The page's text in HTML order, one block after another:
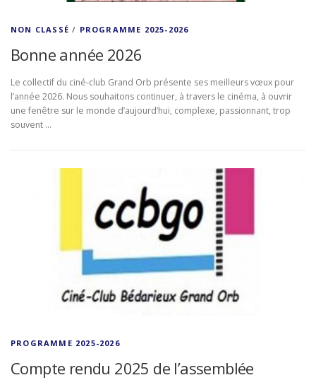
NON CLASSÉ / PROGRAMME 2025-2026
Bonne année 2026
Le collectif du ciné-club Grand Orb présente ses meilleurs vœux pour
l’année 2026. Nous souhaitons continuer, à travers le cinéma, à ouvrir
une fenêtre sur le monde d’aujourd’hui, complexe, passionnant, trop
souvent …
PROGRAMME 2025-2026
Compte rendu 2025 de l’assemblée